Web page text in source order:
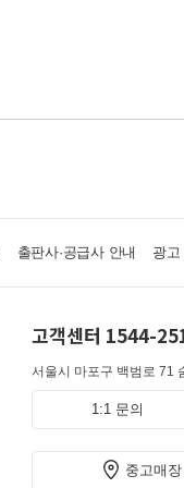
출판사·공급사 안내 광고
고객센터 1544-
서울시 마포구 백범로 71
1:1 문의
중고매